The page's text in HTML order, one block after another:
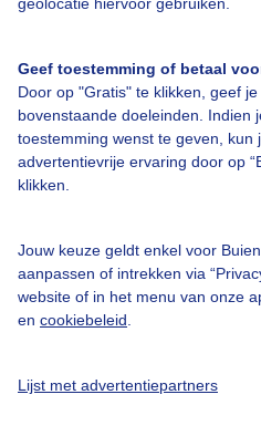
geolocatie hiervoor gebruiken.
Geef toestemming of betaal
Door op "Gratis" te klikken, geef
bovenstaande doeleinden. Indien
toestemming wenst te geven, kun
advertentievrije ervaring door op
klikken.
Jouw keuze geldt enkel voor
aanpassen of intrekken via
website of in het menu van onze
en cookiebeleid
Lijst met advertentiepartners
Contact
Toegankelijkheid
Gebruikersvoorwaarden
Adverteren
Privacy beleid
Cookie beleid